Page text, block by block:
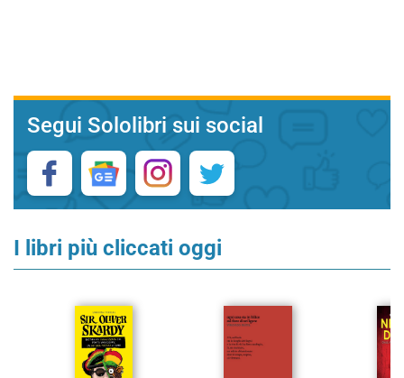
Segui Sololibri sui social
I libri più cliccati oggi